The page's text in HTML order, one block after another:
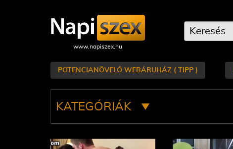
POTENCIANÖVELŐ WEBÁRUHÁZ ( TIPP )
KATEGÓRIÁK